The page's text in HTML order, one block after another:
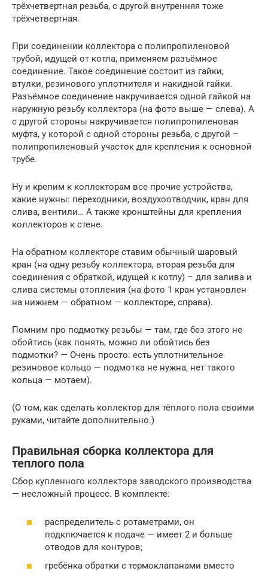
трёхчетвертная резьба, с другой внутренняя тоже
трёхчетвертная.
При соединении коллектора с полипропиленовой
трубой, идущей от котла, применяем разъёмное
соединение. Такое соединение состоит из гайки,
втулки, резинового уплотнителя и накидной гайки.
Разъёмное соединение накручивается одной гайкой на
наружную резьбу коллектора (на фото выше — слева). А
с другой стороны накручивается полипропиленовая
муфта, у которой с одной стороны резьба, с другой –
полипропиленовый участок для крепления к основной
трубе.
Ну и крепим к коллекторам все прочие устройства,
какие нужны: переходники, воздухоотводчик, кран для
слива, вентили… А также кронштейны для крепления
коллекторов к стене.
На обратном коллекторе ставим обычный шаровый
кран (на одну резьбу коллектора, вторая резьба для
соединения с обраткой, идущей к котлу) – для залива и
слива системы отопления (на фото 1 кран установлен
на нижнем — обратном — коллекторе, справа).
Помним про подмотку резьбы — там, где без этого не
обойтись (как понять, можно ли обойтись без
подмотки? — Очень просто: есть уплотнительное
резиновое кольцо — подмотка не нужна, нет такого
кольца — мотаем).
(О том, как сделать коллектор для тёплого пола своими
руками, читайте дополнительно.)
Правильная сборка коллектора для
теплого пола
Сбор купленного коллектора заводского производства
— несложный процесс. В комплекте:
распределитель с ротаметрами, он
подключается к подаче — имеет 2 и больше
отводов для контуров;
гребёнка обратки с термоклапанами вместо